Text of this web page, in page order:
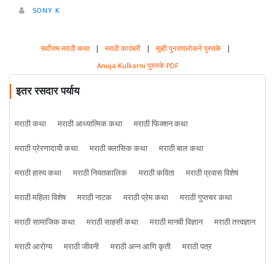
SONY K
सर्वोत्तम मराठी कथा | मराठी कादंबरी | मूव्ही पुनरावलोकने पुस्तके |
Anuja Kulkarni पुस्तके PDF
इतर रसदार पर्याय
मराठी कथा मराठी आध्यात्मिक कथा
मराठी फिक्शन कथा
मराठी प्रेरणादायी कथा
मराठी क्लासिक कथा
मराठी बाल कथा
मराठी हास्य कथा
मराठी नियतकालिक मराठी कविता
मराठी प्रवास विशेष
मराठी महिला विशेष
मराठी नाटक मराठी प्रेम कथा
मराठी गुप्तचर कथा
मराठी सामाजिक कथा
मराठी साहसी कथा मराठी मानवी विज्ञान
मराठी तत्त्वज्ञान
मराठी आरोग्य
मराठी जीवनी मराठी अन्न आणि कृती
मराठी पत्र